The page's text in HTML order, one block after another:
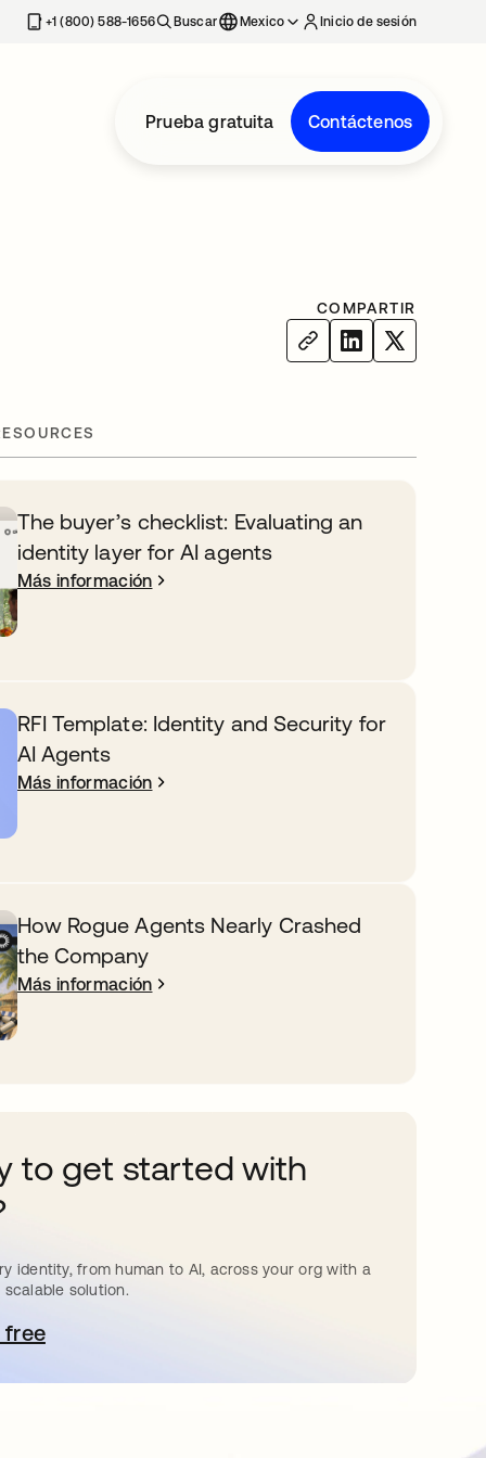
nueva
+1 (800) 588-1656 Buscar Mexico Inicio de sesión
Prueba gratuita Contáctenos
COMPARTIR
The buyer’s checklist: Evaluating an
identity layer for AI agents
Más información
RFI Template: Identity and Security for
AI Agents
Más información
How Rogue Agents Nearly Crashed
the Company
Más información
to get started with
identity, from human to AI, across your org with a
solution.
free
abre en una pestaña nueva